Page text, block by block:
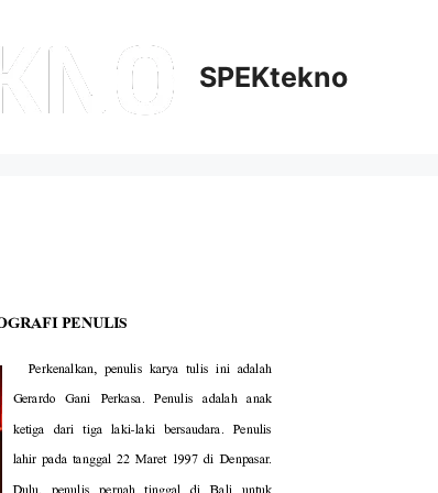
SPEKtekno